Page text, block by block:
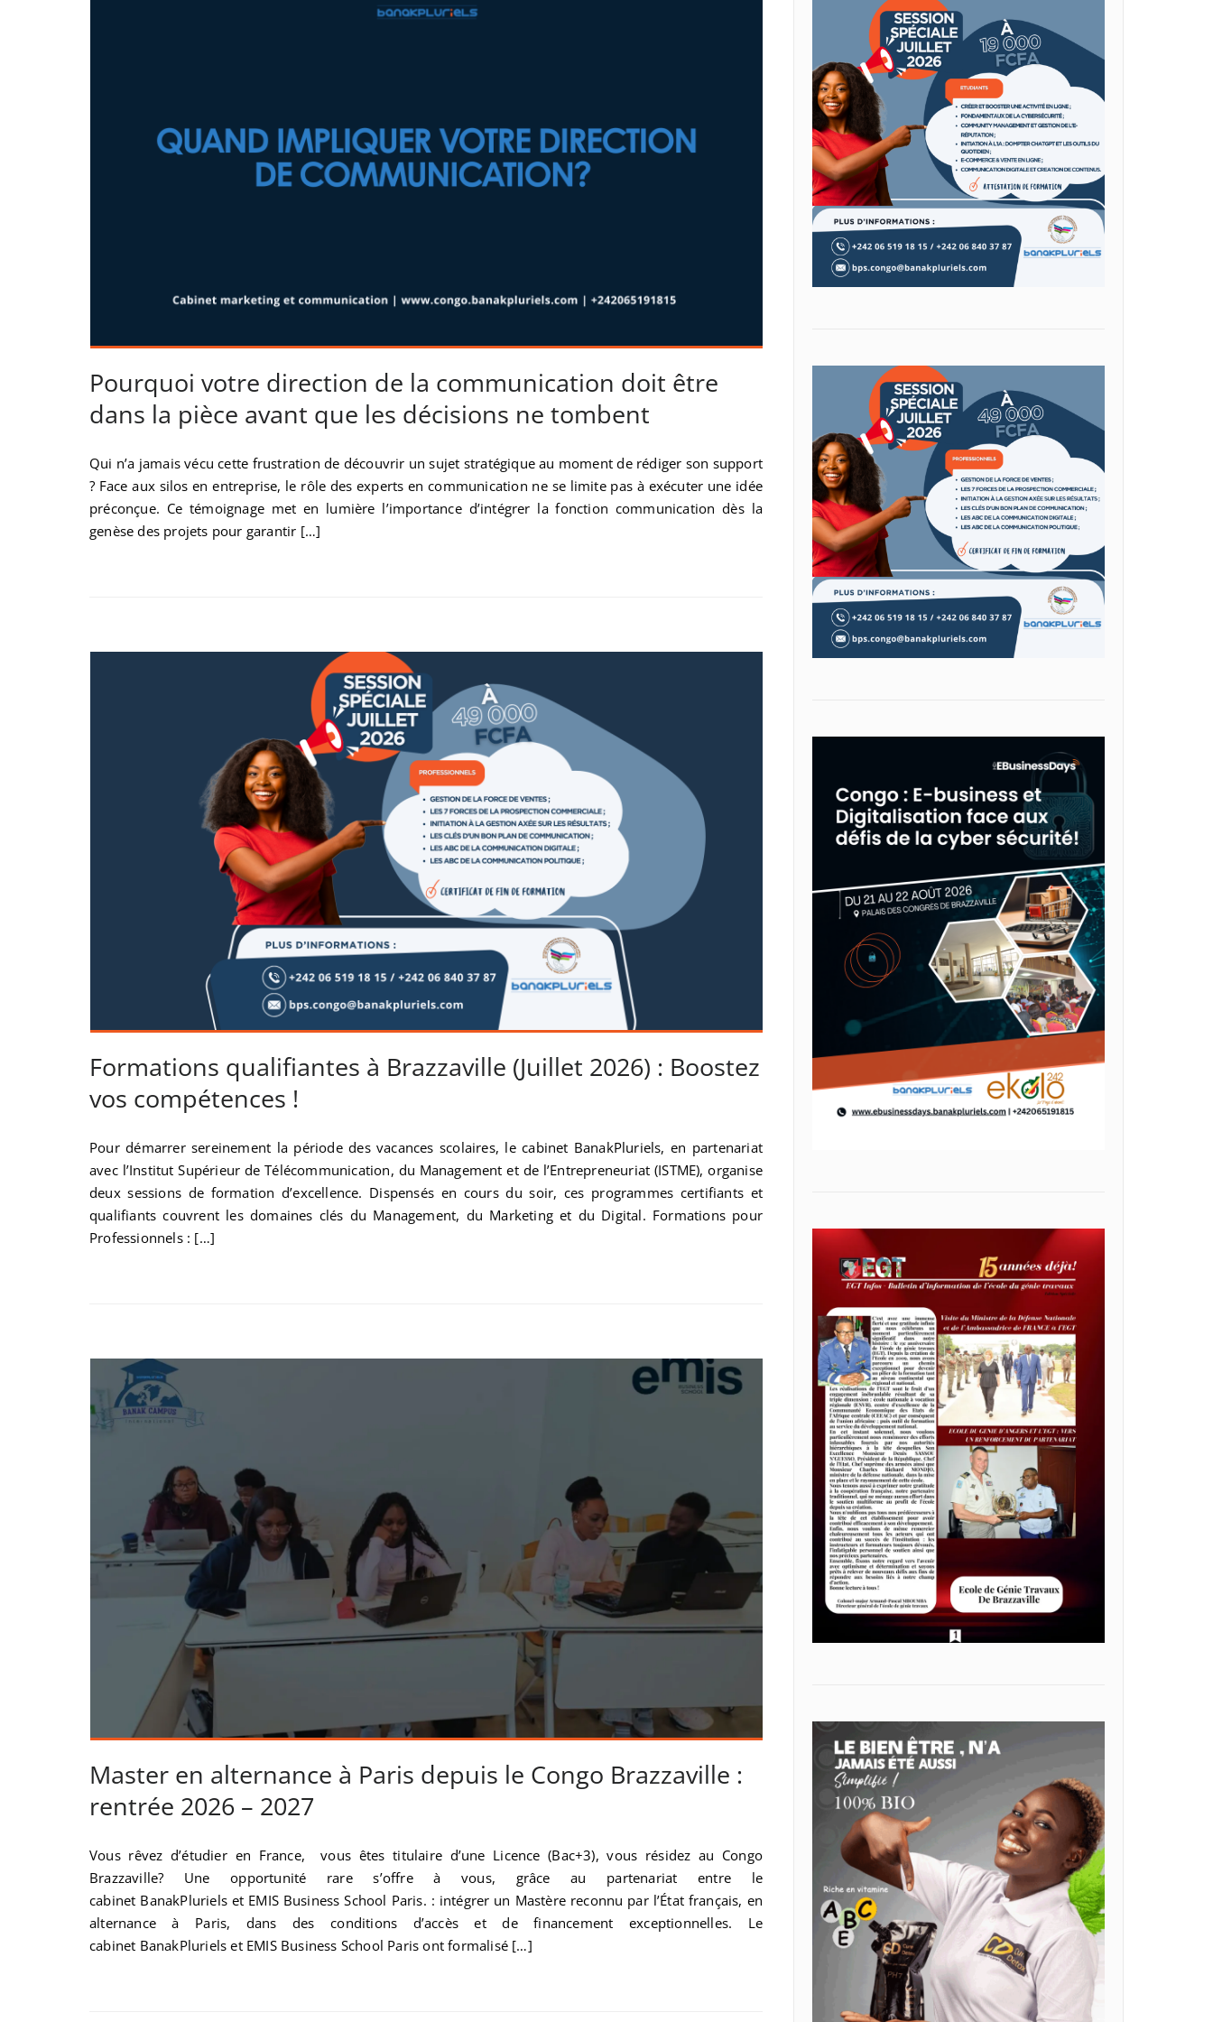
Pourquoi votre direction de la communication doit être
dans la pièce avant que les décisions ne tombent
Qui n’a jamais vécu cette frustration de découvrir un sujet stratégique au moment de rédiger son support
? Face aux silos en entreprise, le rôle des experts en communication ne se limite pas à exécuter une idée
préconçue. Ce témoignage met en lumière l’importance d’intégrer la fonction communication dès la
genèse des projets pour garantir […]
Formations qualifiantes à Brazzaville (Juillet 2026) : Boostez
vos compétences !
Pour démarrer sereinement la période des vacances scolaires, le cabinet BanakPluriels, en partenariat
avec l’Institut Supérieur de Télécommunication, du Management et de l’Entrepreneuriat (ISTME), organise
deux sessions de formation d’excellence. Dispensés en cours du soir, ces programmes certifiants et
qualifiants couvrent les domaines clés du Management, du Marketing et du Digital. Formations pour
Professionnels : […]
Master en alternance à Paris depuis le Congo Brazzaville :
rentrée 2026 – 2027
Vous rêvez d’étudier en France, vous êtes titulaire d’une Licence (Bac+3), vous résidez au Congo
Brazzaville? Une opportunité rare s’offre à vous, grâce au partenariat entre le
cabinet BanakPluriels et EMIS Business School Paris. : intégrer un Mastère reconnu par l’État français, en
alternance à Paris, dans des conditions d’accès et de financement exceptionnelles. Le
cabinet BanakPluriels et EMIS Business School Paris ont formalisé […]